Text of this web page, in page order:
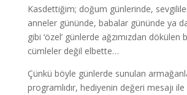
Kasdettiğim; doğum günlerinde,
anneler gününde, babalar gününde ya
gibi ‘özel’ günlerde ağzımızdan dökülen
cümleler değil elbette…
Çünkü böyle günlerde sunulan
programlıdır, hediyenin değeri mesajı